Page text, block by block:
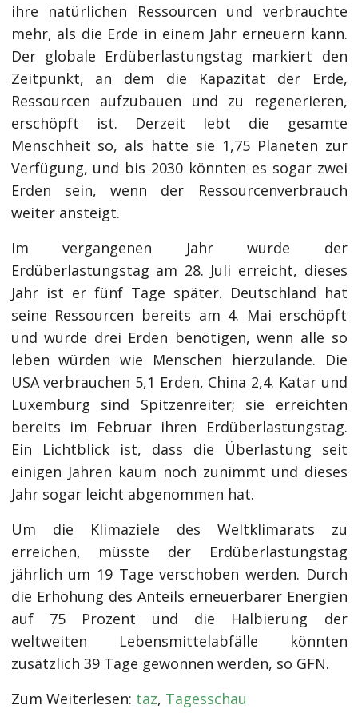
ihre natürlichen Ressourcen und verbrauchte
mehr, als die Erde in einem Jahr erneuern kann.
Der globale Erdüberlastungstag markiert den
Zeitpunkt, an dem die Kapazität der Erde,
Ressourcen aufzubauen und zu regenerieren,
erschöpft ist. Derzeit lebt die gesamte
Menschheit so, als hätte sie 1,75 Planeten zur
Verfügung, und bis 2030 könnten es sogar zwei
Erden sein, wenn der Ressourcenverbrauch
weiter ansteigt.
Im vergangenen Jahr wurde der
Erdüberlastungstag am 28. Juli erreicht, dieses
Jahr ist er fünf Tage später. Deutschland hat
seine Ressourcen bereits am 4. Mai erschöpft
und würde drei Erden benötigen, wenn alle so
leben würden wie Menschen hierzulande. Die
USA verbrauchen 5,1 Erden, China 2,4. Katar und
Luxemburg sind Spitzenreiter; sie erreichten
bereits im Februar ihren Erdüberlastungstag.
Ein Lichtblick ist, dass die Überlastung seit
einigen Jahren kaum noch zunimmt und dieses
Jahr sogar leicht abgenommen hat.
Um die Klimaziele des Weltklimarats zu
erreichen, müsste der Erdüberlastungstag
jährlich um 19 Tage verschoben werden. Durch
die Erhöhung des Anteils erneuerbarer Energien
auf 75 Prozent und die Halbierung der
weltweiten Lebensmittelabfälle könnten
zusätzlich 39 Tage gewonnen werden, so GFN.
Zum Weiterlesen: taz, Tagesschau